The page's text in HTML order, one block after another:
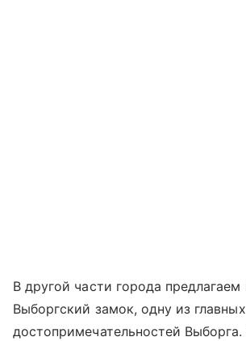
В другой части города предлагаем
Выборгский замок, одну из главных
достопримечательностей